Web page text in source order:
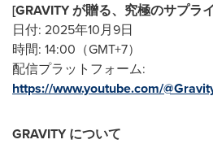
[GRAVITYが贈る、究極のサプラ
日付: 2025年10月9日
時間: 14:00（GMT+7）
配信プラットフォーム:
https://www.youtube.com/
GRAVITY について